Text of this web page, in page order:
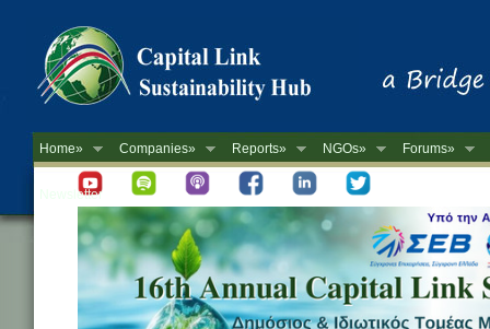
Home» Companies» Reports» NGOs» Forums»
Newsletter